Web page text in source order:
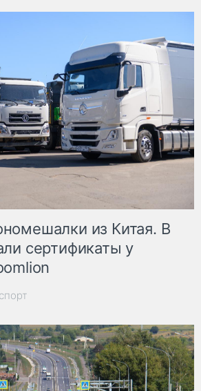
из Китая. В
сертификаты у